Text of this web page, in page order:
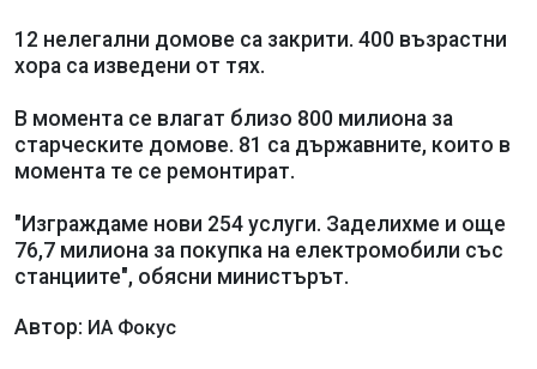
12 нелегални домове са закрити. 400 възрастни
хора са изведени от тях.
В момента се влагат близо 800 милиона за
старческите домове. 81 са държавните, които в
момента те се ремонтират.
"Изграждаме нови 254 услуги. Заделихме и още
76,7 милиона за покупка на електромобили със
станциите", обясни министърът.
Автор: ИА Фокус